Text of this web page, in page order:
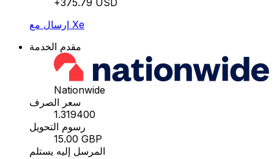
إرسال مع Xe
مقدم الخدمة
Nationwide
سعر الصرف
1.319400
رسوم التحويل
15.00 GBP
المرسل إليه يستلم